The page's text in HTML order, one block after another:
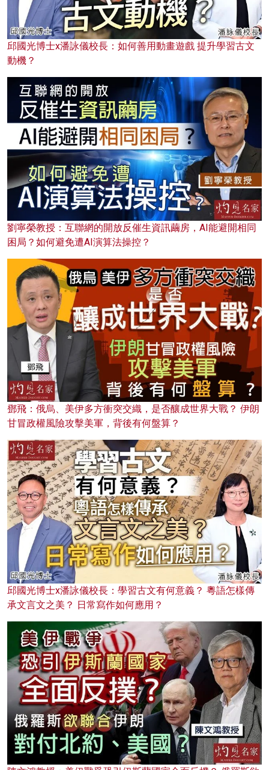
邱國光博士x潘詠儀校長：如何善用動畫遊戲 提升學習古文
動機？
劉寧榮教授：互聯網的開放反催生資訊繭房，AI能避開相同
困局？如何避免遭AI演算法操控？
鄧飛：俄烏、美伊多方衝突交織，是否釀成世界大戰？ 伊朗
甘冒政權風險攻擊美軍，背後有何盤算？
邱國光博士x潘詠儀校長：學習古文有何意義？ 粵語怎樣傳
承文言文之美？ 日常寫作如何應用？